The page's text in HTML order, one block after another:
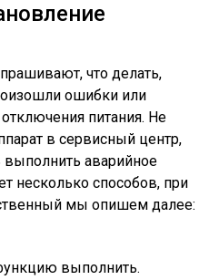
что делать,
ошибки или
питания. Не
в сервисный центр,
аварийное
несколько способов, при
мы опишем далее:
выполнить.